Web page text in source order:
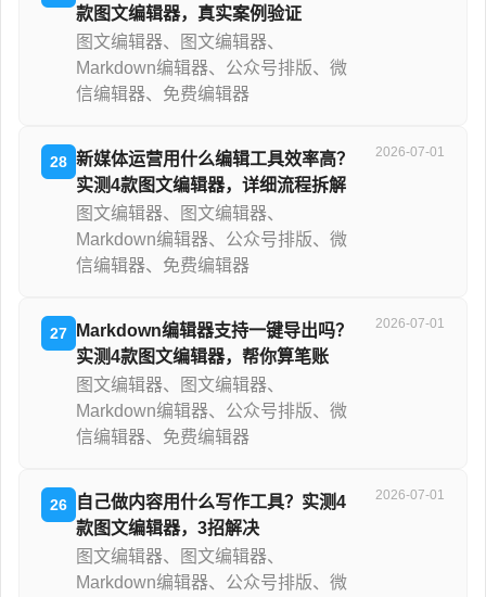
款图文编辑器，真实案例验证
图文编辑器、图文编辑器、
Markdown编辑器、公众号排版、微
信编辑器、免费编辑器
28 新媒体运营用什么编辑工具效率高？
实测4款图文编辑器，详细流程拆解
图文编辑器、图文编辑器、
Markdown编辑器、公众号排版、微
信编辑器、免费编辑器
2026-07-01
27
Markdown编辑器支持一键导出吗？
实测4款图文编辑器，帮你算笔账
图文编辑器、图文编辑器、
Markdown编辑器、公众号排版、微
信编辑器、免费编辑器
2026-07-01
26
自己做内容用什么写作工具？实测4
款图文编辑器，3招解决
图文编辑器、图文编辑器、
Markdown编辑器、公众号排版、微
2026-07-01